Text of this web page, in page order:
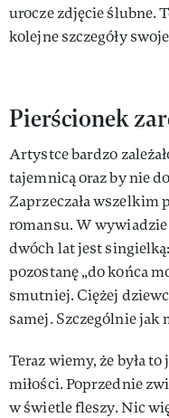
urocze zdjęcie ślubne.
kolejne szczegóły
Pierścionek
Artystce bardzo
tajemnicą oraz by nie
Zaprzeczała wszelkim
romansu. W
dwóch lat jest
pozostanę „do końca
smutniej. Ciężej
samej. Szczególnie jak
Teraz wiemy, że była
miłości. Poprzednie
w świetle fleszy. Nic